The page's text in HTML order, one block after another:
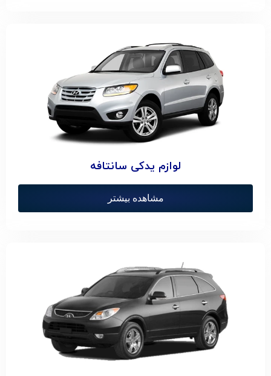
لوازم یدکی سانتافه
مشاهده بیشتر